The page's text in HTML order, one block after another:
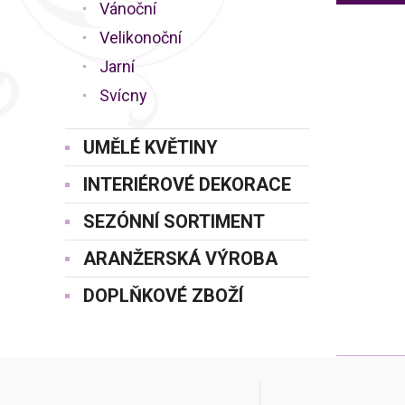
Vánoční
Velikonoční
Jarní
Svícny
UMĚLÉ KVĚTINY
INTERIÉROVÉ DEKORACE
SEZÓNNÍ SORTIMENT
ARANŽERSKÁ VÝROBA
DOPLŇKOVÉ ZBOŽÍ